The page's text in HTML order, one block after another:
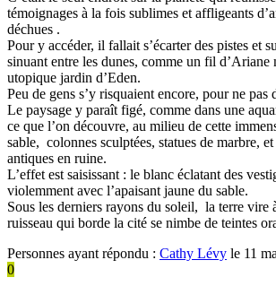
témoignages à la fois sublimes et affligeants
déchues .
Pour y accéder, il fallait s’écarter des pistes et
sinuant entre les dunes, comme un fil d’Ariane
utopique jardin d’Eden.
Peu de gens s’y risquaient encore, pour ne pas
Le paysage y paraît figé, comme dans une
ce que l’on découvre, au milieu de cette
sable, colonnes sculptées, statues de marbre,
antiques en ruine.
L’effet est saisissant : le blanc éclatant des
violemment avec l’apaisant jaune du sable.
Sous les derniers rayons du soleil, la terre vire
ruisseau qui borde la cité se nimbe de teintes
Personnes ayant répondu : Cathy Lévy le 11
0